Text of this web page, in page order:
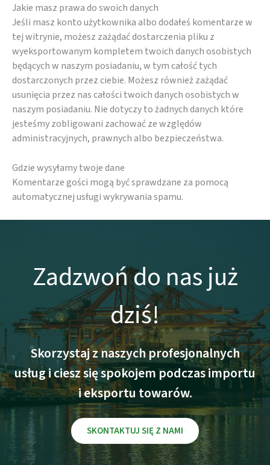
Jakie masz prawa do swoich danych
Jeśli masz konto użytkownika albo dodałeś komentarze w
tej witrynie, możesz zażądać dostarczenia pliku z
wyeksportowanym kompletem twoich danych osobistych
będących w naszym posiadaniu, w tym całość tych
dostarczonych przez ciebie. Możesz również zażądać
usunięcia przez nas całości twoich danych osobistych w
naszym posiadaniu. Nie dotyczy to żadnych danych które
jesteśmy zobligowani zachować ze względów
administracyjnych, prawnych albo bezpieczeństwa.
Gdzie wysyłamy twoje dane
Komentarze gości mogą być sprawdzane za pomocą
automatycznej usługi wykrywania spamu.
Zadzwoń do nas już
dziś!
Skorzystaj z naszych profesjonalnych
usług i ciesz się spokojem podczas importu
i eksportu towarów.
SKONTAKTUJ SIĘ Z NAMI